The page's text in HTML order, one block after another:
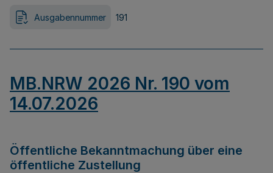
Ausgabennummer 191
MB.NRW 2026 Nr. 190 vom
14.07.2026
Öffentliche Bekanntmachung über eine
öffentliche Zustellung